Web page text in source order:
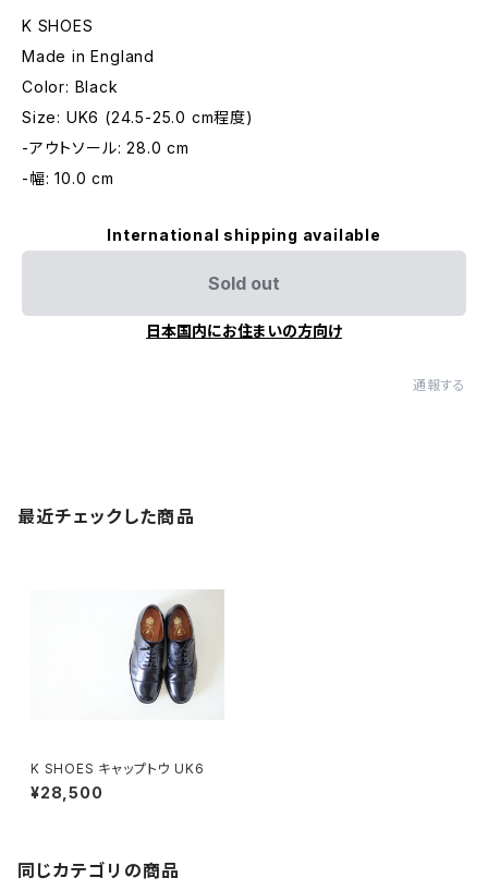
K SHOES
Made in England
Color: Black
Size: UK6 (24.5-25.0 cm程度)
-アウトソール: 28.0 cm
-幅: 10.0 cm
International shipping available
Sold out
日本国内にお住まいの方向け
通報する
最近チェックした商品
K SHOES キャップトウ UK6
¥28,500
同じカテゴリの商品